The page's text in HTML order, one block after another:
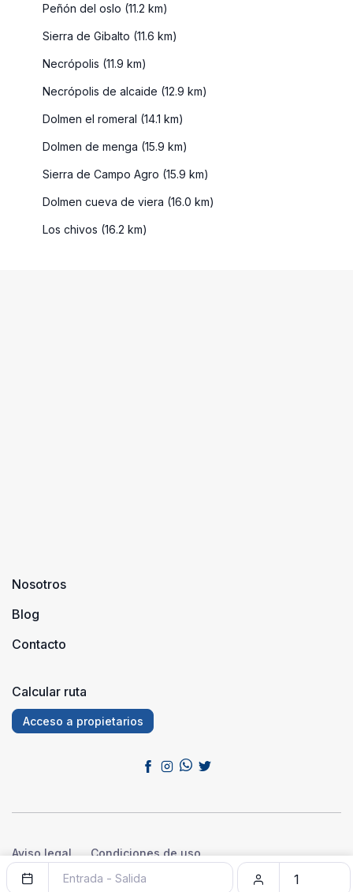
Peñón del oslo (11.2 km)
Sierra de Gibalto (11.6 km)
Necrópolis (11.9 km)
Necrópolis de alcaide (12.9 km)
Dolmen el romeral (14.1 km)
Dolmen de menga (15.9 km)
Sierra de Campo Agro (15.9 km)
Dolmen cueva de viera (16.0 km)
Los chivos (16.2 km)
Nosotros
Blog
Contacto
Calcular ruta
Acceso a propietarios
Aviso legal
Condiciones de uso
Política de privacidad